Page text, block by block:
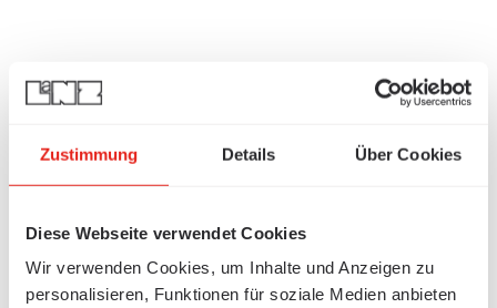
Zustimmung Details Über Cookies
Diese Webseite verwendet Cookies
Wir verwenden Cookies, um Inhalte und Anzeigen zu
personalisieren, Funktionen für soziale Medien anbieten